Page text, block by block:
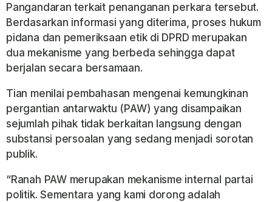
Pangandaran terkait penanganan perkara tersebut.
Berdasarkan informasi yang diterima, proses hukum
pidana dan pemeriksaan etik di DPRD merupakan
dua mekanisme yang berbeda sehingga dapat
berjalan secara bersamaan.
Tian menilai pembahasan mengenai kemungkinan
pergantian antarwaktu (PAW) yang disampaikan
sejumlah pihak tidak berkaitan langsung dengan
substansi persoalan yang sedang menjadi sorotan
publik.
“Ranah PAW merupakan mekanisme internal partai
politik. Sementara yang kami dorong adalah